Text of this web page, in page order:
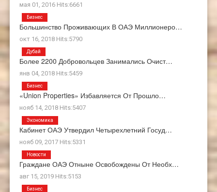
мая 01, 2016 Hits:6661
Большинство Проживающих В ОАЭ Миллионеро…
окт 16, 2018 Hits:5790
Бизнес
Более 2200 Добровольцев Занимались Очист…
янв 04, 2018 Hits:5459
Дубай
«Union Properties» Избавляется От Прошло…
нояб 14, 2018 Hits:5407
Бизнес
Кабинет ОАЭ Утвердил Четырехлетний Госуд…
нояб 09, 2017 Hits:5331
Экономика
Граждане ОАЭ Отныне Освобождены От Необх…
авг 15, 2019 Hits:5153
Новости
Бизнес